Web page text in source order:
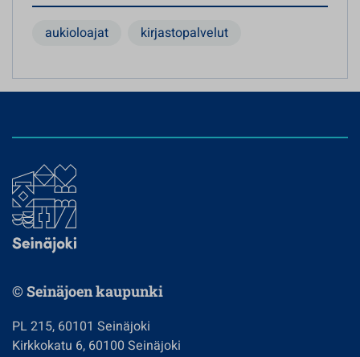
aukioloajat kirjastopalvelut
© Seinäjoen kaupunki
PL 215, 60101 Seinäjoki
Kirkkokatu 6, 60100 Seinäjoki